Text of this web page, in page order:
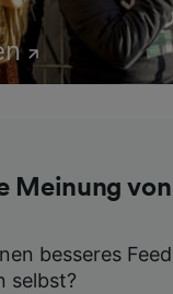
Meinung
besseres
selbst?